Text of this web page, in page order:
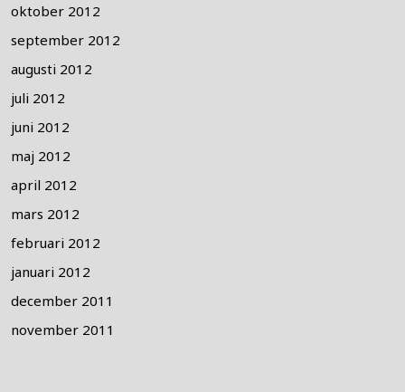
oktober 2012
september 2012
augusti 2012
juli 2012
juni 2012
maj 2012
april 2012
mars 2012
februari 2012
januari 2012
december 2011
november 2011